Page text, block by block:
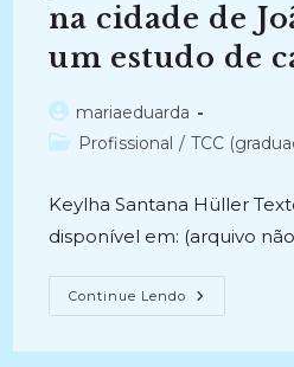
na cidade de
um estudo de
Autor
do
mariaeduarda
Categoria
Profissional / TCC
Keylha Santana Hüller
disponível em: (arquivo
Continue Lendo ENTRE
BIT